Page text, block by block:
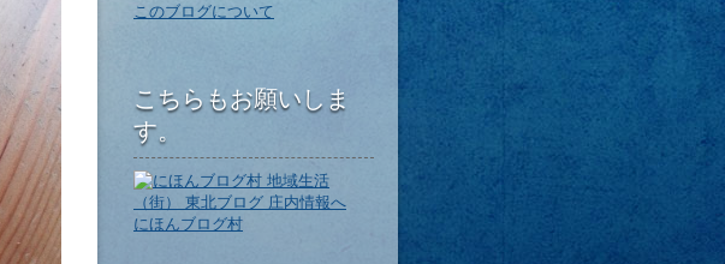
このブログについて
こちらもお願いしま
す。
にほんブログ村